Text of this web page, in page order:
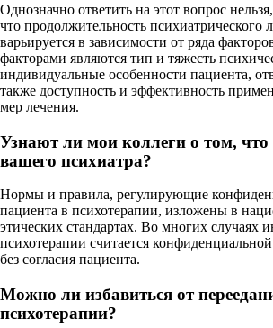
Однозначно ответить на этот вопрос
что продолжительность психиатрического
варьируется в зависимости от ряда
факторами являются тип и тяжесть
индивидуальные особенности пациента,
также доступность и эффективность
мер лечения.
Узнают ли мои коллеги о том, что
вашего психиатра?
Нормы и правила, регулирующие
пациента в психотерапии, изложены в
этических стандартах. Во многих случаях
психотерапии считается
без согласия пациента.
Можно ли избавиться от
психотерапии?